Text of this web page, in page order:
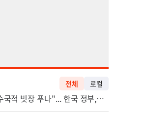
전체 로컬
"65세 복수국적 빗장 푸나"... 한국 정부, 연령 완화 전면 추진